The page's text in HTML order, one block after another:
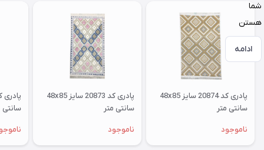
شما
هستن
ادامه
پادری کد 20874 سایز 48x85
سانتی متر
ناموجود
پادری کد 20873 سایز 48x85
سانتی متر
ناموجود
سانتی